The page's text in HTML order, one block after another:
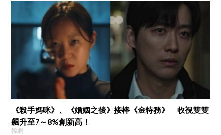
《殺手媽咪》、《婚姻之後》接棒《金特務》 收視雙雙
飆升至7～8%創新高！
韓劇